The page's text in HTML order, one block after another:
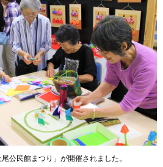
公民館まつり」が開催されました。